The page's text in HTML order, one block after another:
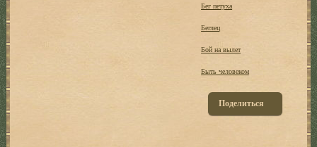
Бег петуха
Беглец
Бой на вылет
Быть человеком
Поделиться